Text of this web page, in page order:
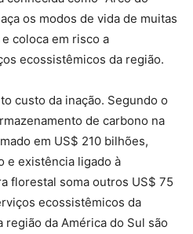
os modos de vida de muitas
coloca em risco a
ecossistêmicos da região.
custo da inação. Segundo o
de carbono na
em US$ 210 bilhões,
e existência ligado à
florestal soma outros US$ 75
ecossistêmicos da
região da América do Sul são